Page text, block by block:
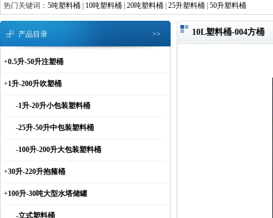
热门关键词： 5吨塑料桶 10吨塑料桶 20吨塑料桶 25升塑料桶 50升塑料桶
产品目录 >>
+0.5升-50升注塑桶
+1升-200升吹塑桶
-1升-20升小包装塑料桶
-25升-50升中包装塑料桶
-100升-200升大包装塑料桶
+30升-220升抱箍桶
+100升-30吨大型水塔储罐
-立式塑料桶
10L塑料桶-004方桶